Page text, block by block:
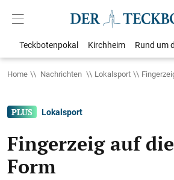
Teckbotenpokal Kirchheim Rund um
Home Nachrichten Lokalsport
Lokalsport
Fingerzeig auf
Form